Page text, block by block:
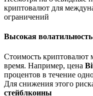
криптовалют для
ограничений
Высокая волатильность
Стоимость криптовалют
время. Например, цена
процентов в течение
Для снижения этого
стейблкоины